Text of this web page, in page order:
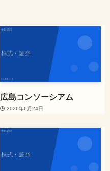
広島コンソーシアム
2026年6月24日